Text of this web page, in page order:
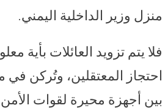
منزل وزير الداخلية اليمني.
فلا يتم تزويد العائلات بأية
احتجاز المعتقلين، وتُركن في
بين أجهزة محيرة لقوات